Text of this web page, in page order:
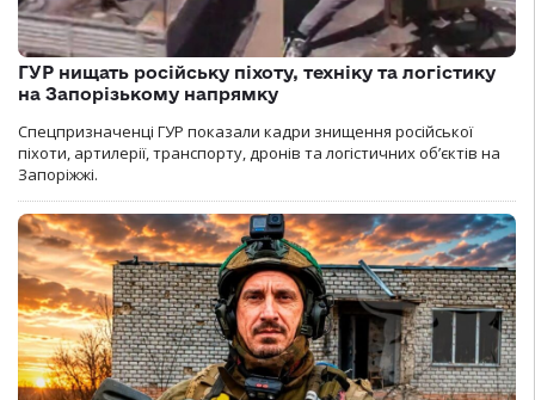
ГУР нищать російську піхоту, техніку та логістику
на Запорізькому напрямку
Спецпризначенці ГУР показали кадри знищення російської
піхоти, артилерії, транспорту, дронів та логістичних об’єктів на
Запоріжжі.